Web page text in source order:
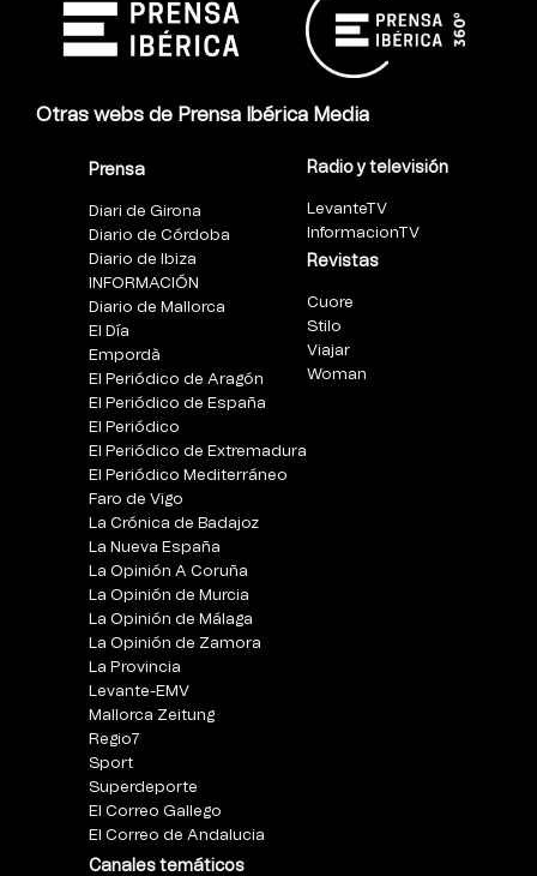
Otras webs de Prensa Ibérica Media
Prensa
Diari de Girona
Diario de Córdoba
Diario de Ibiza
INFORMACIÓN
Diario de Mallorca
El Día
Empordà
El Periódico de Aragón
El Periódico de España
El Periódico
El Periódico de Extremadura
El Periódico Mediterráneo
Faro de Vigo
La Crónica de Badajoz
La Nueva España
La Opinión A Coruña
La Opinión de Murcia
La Opinión de Málaga
La Opinión de Zamora
La Provincia
Levante-EMV
Mallorca Zeitung
Regio7
Sport
Superdeporte
El Correo Gallego
El Correo de Andalucia
Canales temáticos
Radio y televisión
LevanteTV
InformacionTV
Revistas
Cuore
Stilo
Viajar
Woman